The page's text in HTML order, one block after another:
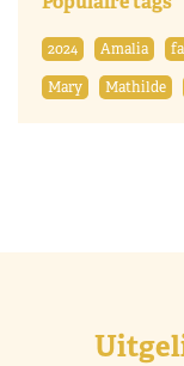
2024 Amalia
Mary
Mathilde